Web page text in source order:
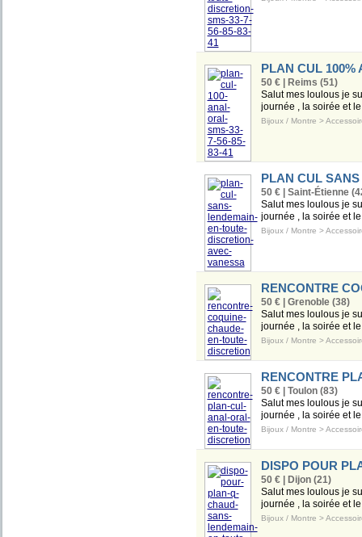
PLAN CUL 100%
50 € | Reims (51)
Salut mes loulous je
journée , la soirée et
Bijoux / Montre >
PLAN CUL
50 € | Saint-Étienne
Salut mes loulous je
journée , la soirée et
Bijoux / Montre >
RENCONTRE
50 € | Grenoble (38)
Salut mes loulous je
journée , la soirée et
Bijoux / Montre >
RENCONTRE
50 € | Toulon (83)
Salut mes loulous je
journée , la soirée et
Bijoux / Montre >
DISPO POUR
50 € | Dijon (21)
Salut mes loulous je
journée , la soirée et
Bijoux / Montre >